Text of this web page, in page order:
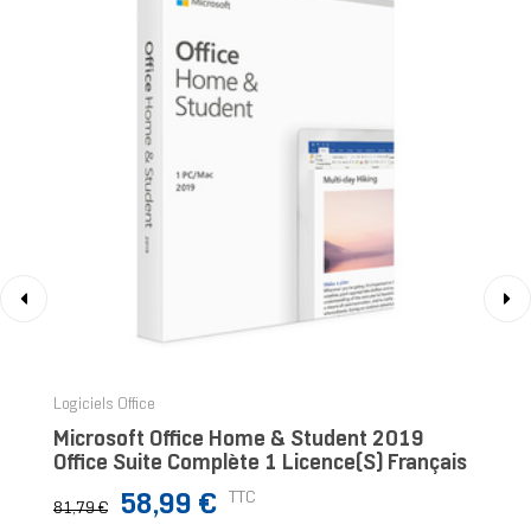
Logiciels Office
Microsoft Office Home & Student 2019
Office Suite Complète 1 Licence(s) Français
Prix
normal
81,79 € Prix
58,99 € TTC